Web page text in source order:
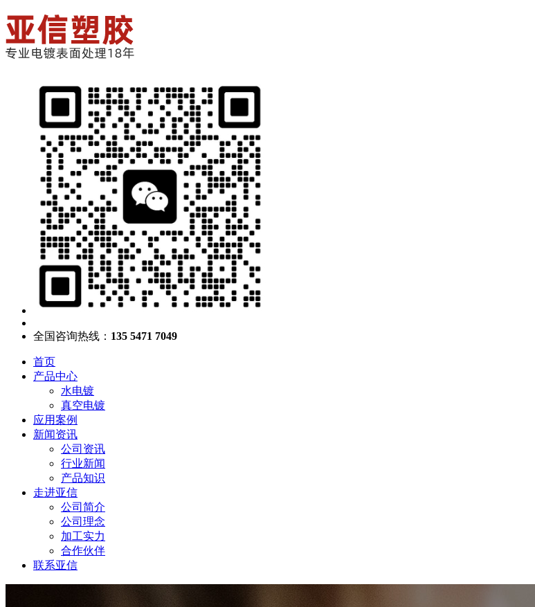
全国咨询热线： 135 5471 7049
首页
产品中心
水电镀
真空电镀
应用案例
新闻资讯
公司资讯
行业新闻
产品知识
走进亚信
公司简介
公司理念
加工实力
合作伙伴
联系亚信